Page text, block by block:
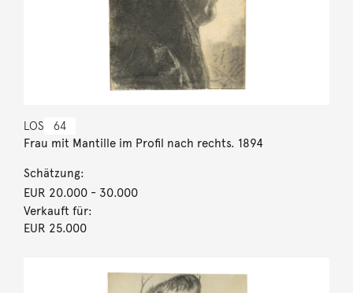
LOS 64
Frau mit Mantille im Profil nach rechts. 1894
Schätzung:
EUR 20.000- 30.000
Verkauft für:
EUR 25.000